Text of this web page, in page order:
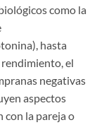
como la
hasta
el
negativas
aspectos
con la pareja o